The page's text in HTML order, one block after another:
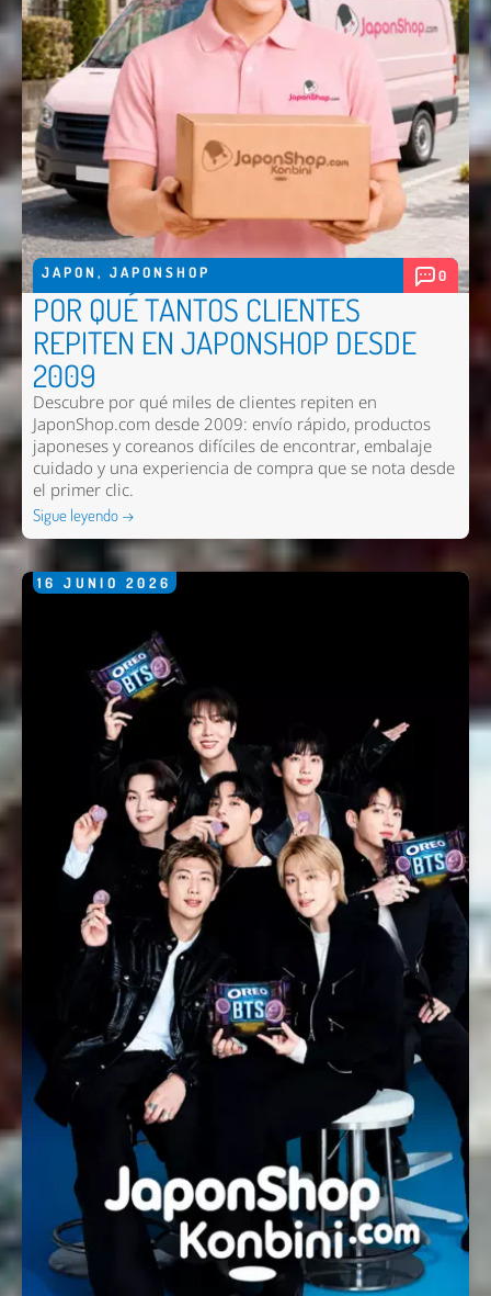
JAPON , JAPONSHOP 0
POR QUÉ TANTOS CLIENTES
REPITEN EN JAPONSHOP DESDE
2009
Descubre por qué miles de clientes repiten en
JaponShop.com desde 2009: envío rápido, productos
japoneses y coreanos difíciles de encontrar, embalaje
cuidado y una experiencia de compra que se nota desde
el primer clic.
Sigue leyendo →
16 JUNIO 2026